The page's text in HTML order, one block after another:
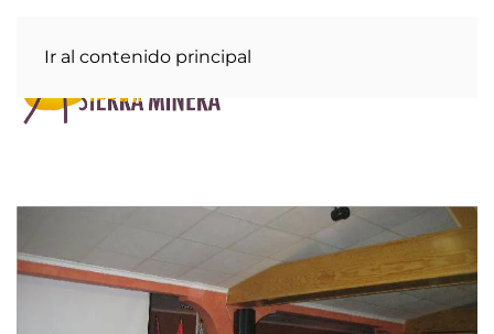
Ir al contenido principal